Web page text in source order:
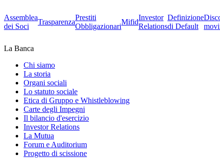
Assemblea
dei Soci
Trasparenza
Prestiti
Obbligazionari
Mifid
Investor
Relations
Definizione
di Default
La Banca
Chi siamo
La storia
Organi sociali
Lo statuto sociale
Etica di Gruppo e Whistleblowing
Carte degli Impegni
Il bilancio d'esercizio
Investor Relations
La Mutua
Forum e Auditorium
Progetto di scissione